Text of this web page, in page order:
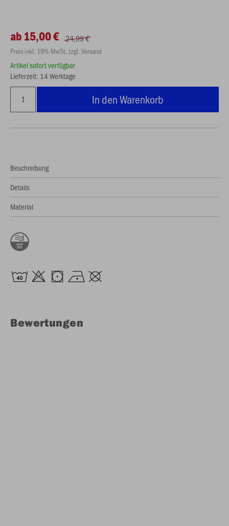
ab 15,00 € 24,99 €
Preis inkl. 19% MwSt. zzgl. Versand
Artikel sofort verfügbar
Lieferzeit: 14 Werktage
In den Warenkorb
Beschreibung
Details
Material
Bewertungen